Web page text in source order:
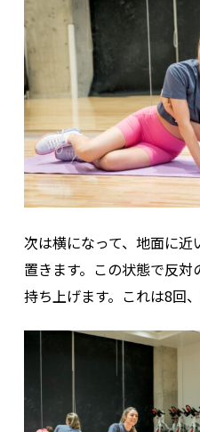
次は横になって、地面に
置きます。この状態で反
持ち上げます。これは8回